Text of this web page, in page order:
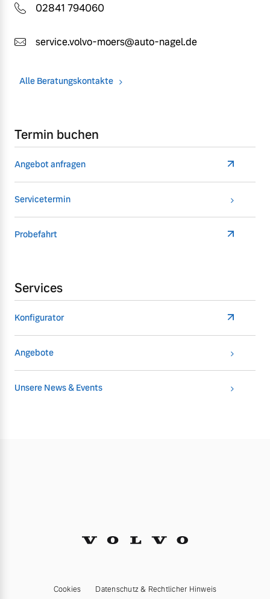
02841 794060
service.volvo-moers@auto-nagel.de
Alle Beratungskontakte
Termin buchen
Angebot anfragen
Servicetermin
Probefahrt
Services
Konfigurator
Angebote
Unsere News & Events
Cookies Datenschutz & Rechtlicher Hinweis